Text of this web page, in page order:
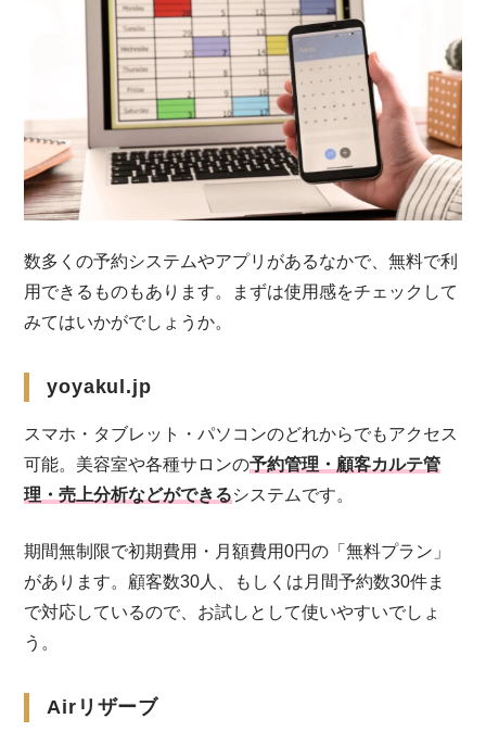
数多くの予約システムやアプリがあるなかで、無料で利
用できるものもあります。まずは使用感をチェックして
みてはいかがでしょうか。
yoyakul.jp
スマホ・タブレット・パソコンのどれからでもアクセス
可能。美容室や各種サロンの予約管理・顧客カルテ管
理・売上分析などができるシステムです。
期間無制限で初期費用・月額費用0円の「無料プラン」
があります。顧客数30人、もしくは月間予約数30件ま
で対応しているので、お試しとして使いやすいでしょ
う。
Airリザーブ